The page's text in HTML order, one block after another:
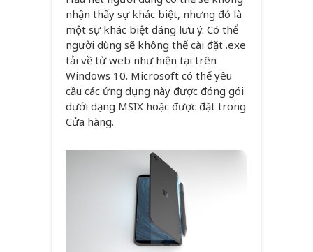
nhận thấy sự khác biệt, nhưng đó là
một sự khác biệt đáng lưu ý. Có thể
người dùng sẽ không thể cài đặt .exe
tải về từ web như hiện tại trên
Windows 10. Microsoft có thể yêu
cầu các ứng dụng này được đóng gói
dưới dạng MSIX hoặc được đặt trong
Cửa hàng.